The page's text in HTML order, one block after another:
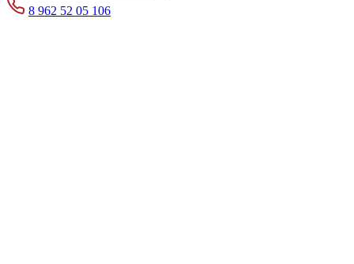
8 962 52 05 106